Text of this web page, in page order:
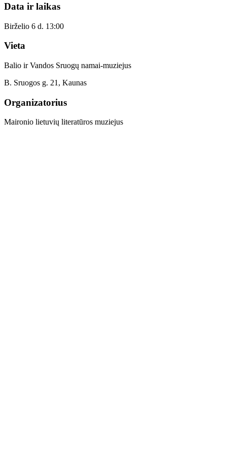
Data ir laikas
Birželio 6 d. 13:00
Vieta
Balio ir Vandos Sruogų namai-muziejus
B. Sruogos g. 21, Kaunas
Organizatorius
Maironio lietuvių literatūros muziejus